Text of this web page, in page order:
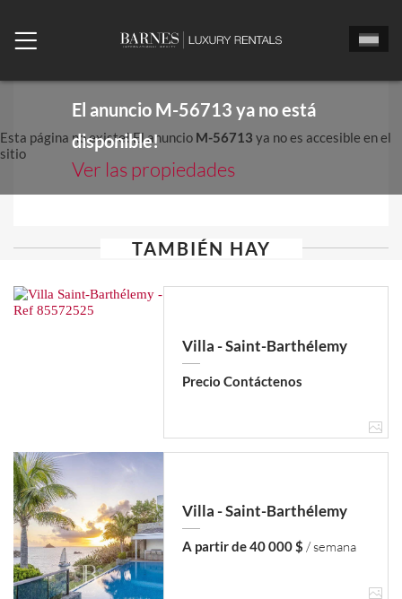
El anuncio M-56713 ya no está
disponible!
Ver las propiedades
Esta página no existe! El anuncio M-56713 ya no es accesible en el
sitio
TAMBIÉN HAY
Villa - Saint-Barthélemy
Precio Contáctenos
Villa - Saint-Barthélemy
A partir de 40 000 $ / semana